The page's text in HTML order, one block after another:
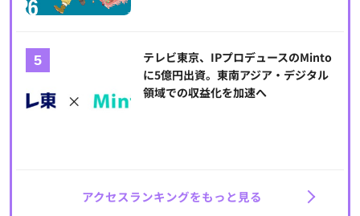
テレビ東京、IPプロデュースのMinto
に5億円出資。東南アジア・デジタル
領域での収益化を加速へ
アクセスランキングをもっと見る